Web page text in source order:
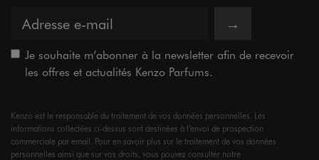
→
Je souhaite m’abonner à la newsletter afin de recevoir
les offres et actualités Kenzo Parfums.
Kenzo est le responsable du traitement de vos données personnelles. Les
informations collectées ci-dessus sont destinées à l’envoi de prospection
commerciale par email. Pour en savoir plus sur le traitement de vos données
personnelles ainsi que sur vos droits, vous pouvez consulter notre